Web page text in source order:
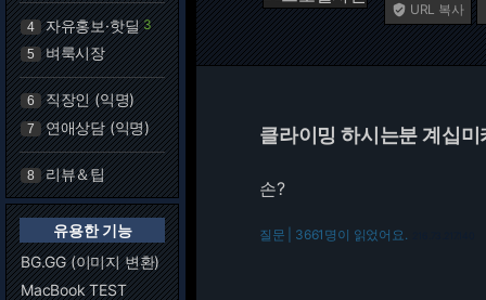
4 자유홍보·핫딜 3
5 벼룩시장
6 직장인 (익명)
7 연애상담 (익명)
8 리뷰＆팁
유용한 기능
BG.GG (이미지 변환)
MacBook TEST
 URL 복사
클라이밍 하시는분 계십미
손?
질문 | 3661명이 읽었어요.